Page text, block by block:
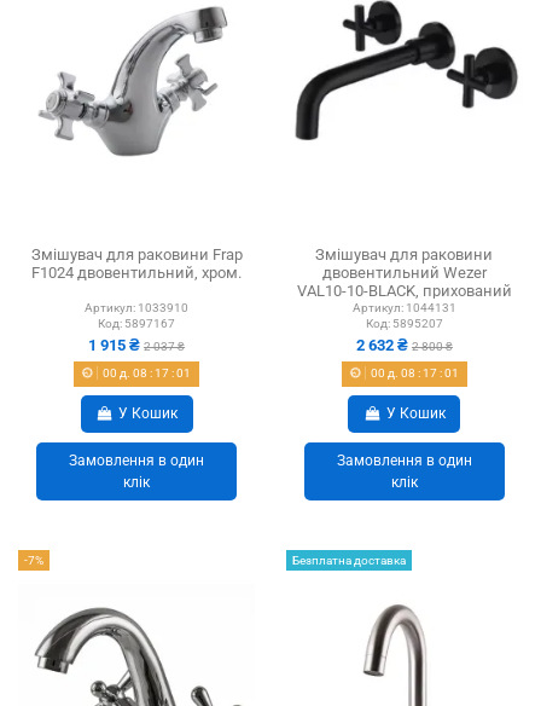
Змішувач для раковини Frap
F1024 двовентильний, хром.
Артикул: 1033910
Код: 5897167
1 915 ₴2 037 ₴
00 д. 08 : 17:01
У Кошик
Замовлення в один
клік
Змішувач для раковини
двовентильний Wezer
VAL10-10-BLACK, прихований
монтаж
Артикул: 1044131
Код: 5895207
2 632 ₴ 2 800 ₴
00 д. 08 : 17:01
У Кошик
Замовлення в один
клік
-7% Безплатна доставка